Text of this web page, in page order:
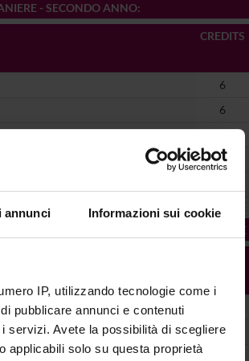
annunci Informazioni sui cookie
IP, utilizzando tecnologie come i
pubblicare annunci e contenuti
servizi. Avete la possibilità di scegliere
applicabili solo su questa proprietà
- SECONDO ANNO:
CREDITS
6
6
6
- SECONDO ANNO (DUE A SCELTA PER
8